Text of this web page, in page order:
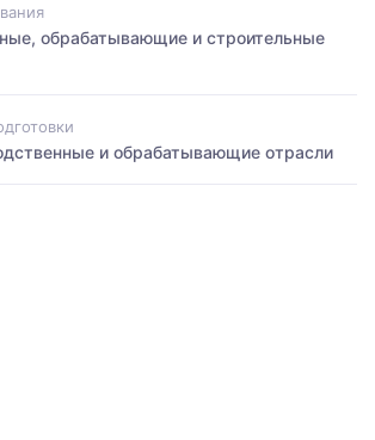
обрабатывающие и строительные
и обрабатывающие отрасли